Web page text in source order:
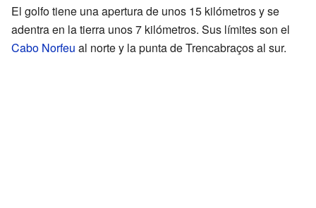
El golfo tiene una apertura de unos 15 kilómetros y se
adentra en la tierra unos 7 kilómetros. Sus límites son el
Cabo Norfeu al norte y la punta de Trencabraços al sur.